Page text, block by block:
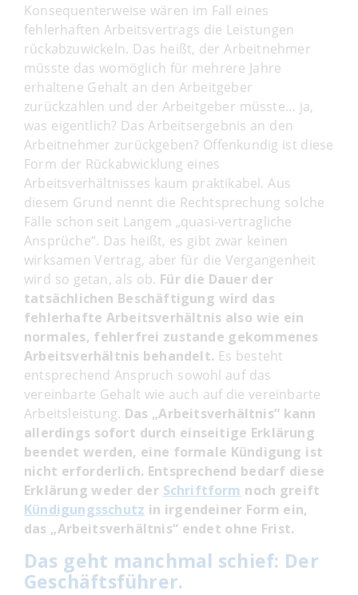
Konsequenterweise wären im Fall eines
fehlerhaften Arbeitsvertrags die Leistungen
rückabzuwickeln. Das heißt, der Arbeitnehmer
müsste das womöglich für mehrere Jahre
erhaltene Gehalt an den Arbeitgeber
zurückzahlen und der Arbeitgeber müsste… ja,
was eigentlich? Das Arbeitsergebnis an den
Arbeitnehmer zurückgeben? Offenkundig ist diese
Form der Rückabwicklung eines
Arbeitsverhältnisses kaum praktikabel. Aus
diesem Grund nennt die Rechtsprechung solche
Fälle schon seit Langem „quasi-vertragliche
Ansprüche“. Das heißt, es gibt zwar keinen
wirksamen Vertrag, aber für die Vergangenheit
wird so getan, als ob. Für die Dauer der
tatsächlichen Beschäftigung wird das
fehlerhafte Arbeitsverhältnis also wie ein
normales, fehlerfrei zustande gekommenes
Arbeitsverhältnis behandelt. Es besteht
entsprechend Anspruch sowohl auf das
vereinbarte Gehalt wie auch auf die vereinbarte
Arbeitsleistung. Das „Arbeitsverhältnis“ kann
allerdings sofort durch einseitige Erklärung
beendet werden, eine formale Kündigung ist
nicht erforderlich. Entsprechend bedarf diese
Erklärung weder der Schriftform noch greift
Kündigungsschutz in irgendeiner Form ein,
das „Arbeitsverhältnis“ endet ohne Frist.
Das geht manchmal schief: Der
Geschäftsführer.